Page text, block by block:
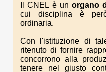
Il CNEL è un organo
cui disciplina è
ordinaria.
Con l'istituzione di
ritenuto di fornire
concorrono alla
tenere nel giusto